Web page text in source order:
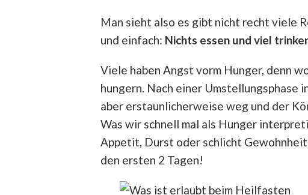
Man sieht also es gibt nicht recht viele
und einfach: Nichts essen und viel
Viele haben Angst vorm Hunger, denn
hungern. Nach einer
aber erstaunlicherweise weg und der
Was wir schnell mal als Hunger
Appetit, Durst oder schlicht
den ersten 2 Tagen!